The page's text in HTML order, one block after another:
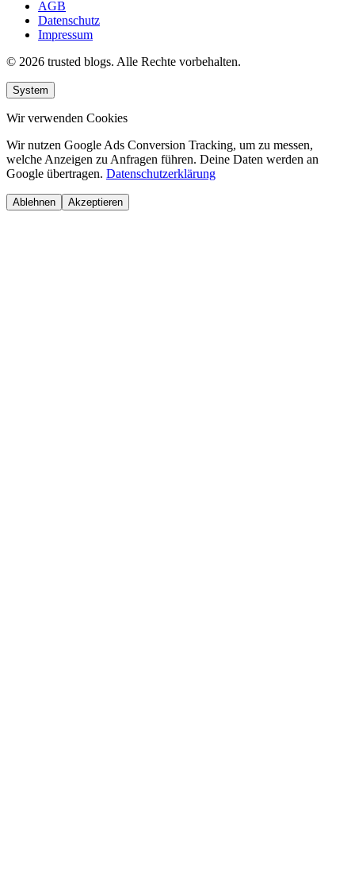
AGB
Datenschutz
Impressum
© 2026 trusted blogs. Alle Rechte vorbehalten.
System
Wir verwenden Cookies
Wir nutzen Google Ads Conversion Tracking, um zu messen,
welche Anzeigen zu Anfragen führen. Deine Daten werden an
Google übertragen. Datenschutzerklärung
Ablehnen Akzeptieren